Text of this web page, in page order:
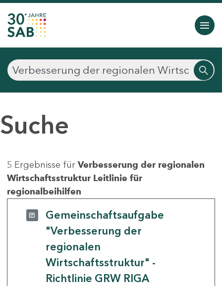
Suche
5 Ergebnisse für Verbesserung der regionalen
Wirtschaftsstruktur Leitlinie für
regionalbeihilfen
Gemeinschaftsaufgabe
"Verbesserung der
regionalen
Wirtschaftsstruktur" -
Richtlinie GRW RIGA